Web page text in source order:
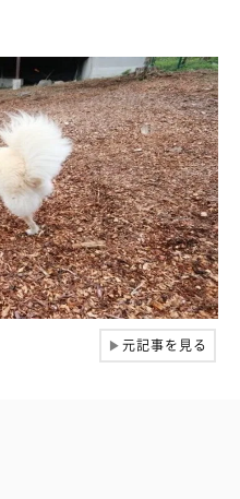
▶元記事を見る